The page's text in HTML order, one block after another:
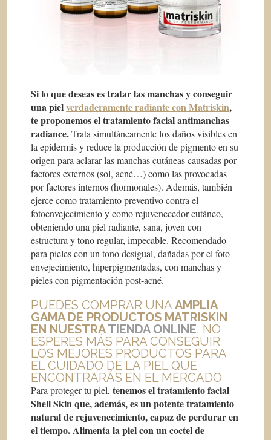
Si lo que deseas es tratar las manchas y conseguir
una pielverdaderamente radiante con Matriskin,
te proponemos el tratamiento facial antimanchas
radiance.Trata simultáneamente los daños visibles en
la epidermis y reduce la producción de pigmento en su
origen para aclarar las manchas cutáneas causadas por
factores externos (sol, acné…) como las provocadas
por factores internos (hormonales). Además, también
ejerce como tratamiento preventivo contra el
fotoenvejecimiento y como rejuvenecedor cutáneo,
obteniendo una piel radiante, sana, joven con
estructura y tono regular, impecable. Recomendado
para pieles con un tono desigual, dañadas por el foto-
envejecimiento, hiperpigmentadas, con manchas y
pieles con pigmentación post-acné.
PUEDES COMPRAR UNAAMPLIA
GAMA DE PRODUCTOS MATRISKIN
EN NUESTRATIENDA ONLINE, NO
ESPERES MÁS PARA CONSEGUIR
LOS MEJORES PRODUCTOS PARA
EL CUIDADO DE LA PIEL QUE
ENCONTRARÁS EN EL MERCADO
Para proteger tu piel,tenemos el tratamiento facial
Shell Skin que, además, es un potente tratamiento
natural de rejuvenecimiento, capaz de perdurar en
el tiempo. Alimenta la piel con un coctel de